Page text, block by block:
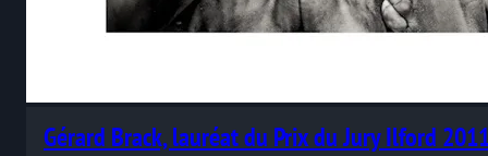
Gérard Brack, lauréat du Prix du Jury Ilford